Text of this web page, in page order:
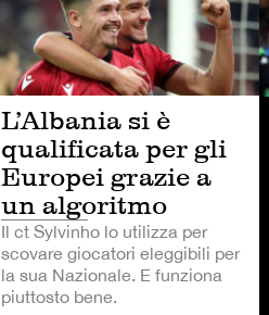
L’Albania si è
qualificata per gli
Europei grazie a
un algoritmo
Il ct Sylvinho lo utilizza per
scovare giocatori eleggibili per
la sua Nazionale. E funziona
piuttosto bene.